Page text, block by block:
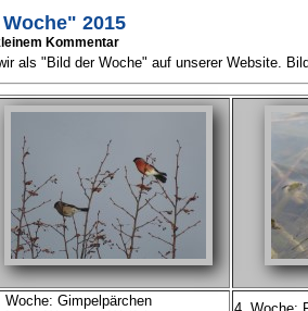
2015
Kommentar
als "Bild der Woche" auf unserer Website.
Woche: Gimpelpärchen